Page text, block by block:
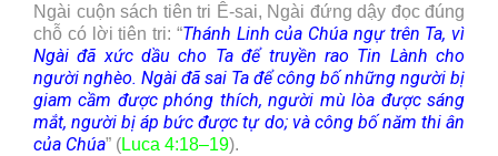
Ngài cuộn sách tiên tri Ê-sai, Ngài đứng dậy đọc đúng
chỗ có lời tiên tri: “Thánh Linh của Chúa ngự trên Ta, vì
Ngài đã xức dầu cho Ta để truyền rao Tin Lành cho
người nghèo. Ngài đã sai Ta để công bố những người bị
giam cầm được phóng thích, người mù lòa được sáng
mắt, người bị áp bức được tự do; và công bố năm thi ân
của Chúa” (Luca 4:18–19).